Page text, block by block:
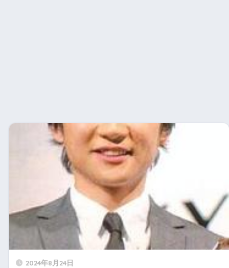
2024年8月24日